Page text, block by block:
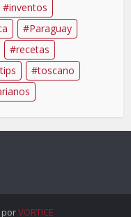
inventos
Paraguay
recetas
tips
toscano
porVORTICE